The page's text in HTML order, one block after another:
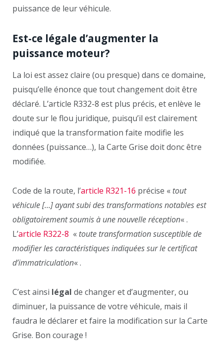
puissance de leur véhicule.
Est-ce légale d’augmenter la
puissance moteur?
La loi est assez claire (ou presque) dans ce domaine,
puisqu’elle énonce que tout changement doit être
déclaré. L’article R332-8 est plus précis, et enlève le
doute sur le flou juridique, puisqu’il est clairement
indiqué que la transformation faite modifie les
données (puissance…), la Carte Grise doit donc être
modifiée.
Code de la route, l’article R321-16 précise « tout
véhicule […] ayant subi des transformations notables est
obligatoirement soumis à une nouvelle réception« .
L’article R322-8 « toute transformation susceptible de
modifier les caractéristiques indiquées sur le certificat
d’immatriculation« .
C’est ainsi légal de changer et d’augmenter, ou
diminuer, la puissance de votre véhicule, mais il
faudra le déclarer et faire la modification sur la Carte
Grise. Bon courage !